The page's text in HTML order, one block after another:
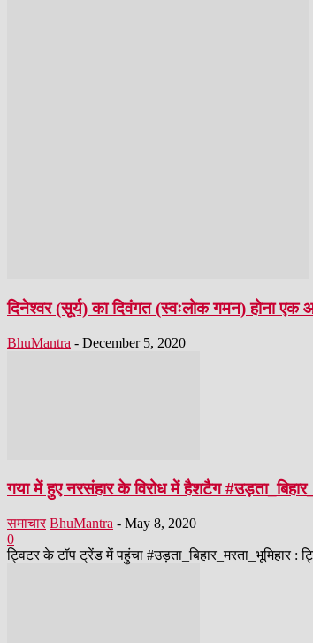
दिनेश्वर (सूर्य) का दिवंगत (स्वःलोक गमन) होना एक
BhuMantra - December 5, 2020
गया में हुए नरसंहार के विरोध में हैशटैग
समाचार BhuMantra - May 8, 2020
0
ट्विटर के टॉप ट्रेंड में पहुंचा #उड़ता_बिहार_मरता_भूमिहार